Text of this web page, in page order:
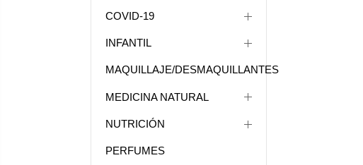
COVID-19
INFANTIL
MAQUILLAJE/DESMAQUILLANTES
MEDICINA NATURAL
NUTRICIÓN
PERFUMES